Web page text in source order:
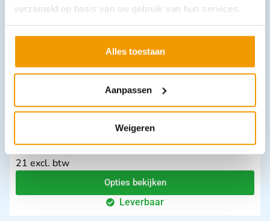
verzameld op basis van uw gebruik van hun services.
Alles toestaan
Aanpassen
Weigeren
Leverbaar
21 excl. btw
Opties bekijken
Leverbaar